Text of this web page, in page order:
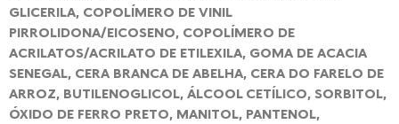
GLICERILA, COPOLÍMERO DE VINIL
PIRROLIDONA/EICOSENO, COPOLÍMERO DE
ACRILATOS/ACRILATO DE ETILEXILA, GOMA DE ACACIA
SENEGAL, CERA BRANCA DE ABELHA, CERA DO FARELO DE
ARROZ, BUTILENOGLICOL, ÁLCOOL CETÍLICO, SORBITOL,
ÓXIDO DE FERRO PRETO, MANITOL, PANTENOL,